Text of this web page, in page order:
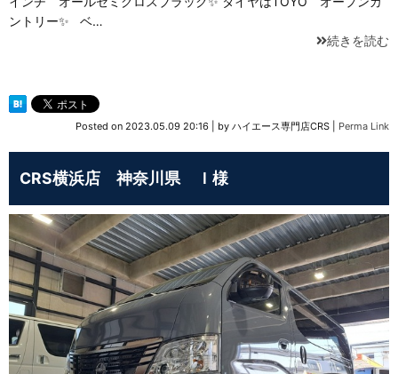
ントリー✨ ベ…
続きを読む
Posted on 2023.05.09 20:16 by ハイエース専門店CRS Perma Link
CRS横浜店 神奈川県 Ｉ様